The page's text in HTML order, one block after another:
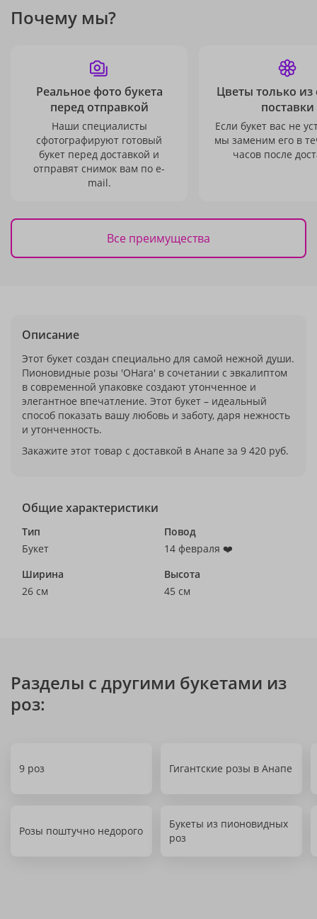
Почему мы?
Реальное фото букета
перед отправкой
Наши специалисты
сфотографируют готовый
букет перед доставкой и
отправят снимок вам по e-
mail.
Цветы только из
поставки
Если букет вас не
мы заменим его в
часов после
Все преимущества
Описание
Этот букет создан специально для самой нежной души.
Пионовидные розы 'OHara' в сочетании с эвкалиптом
в современной упаковке создают утонченное и
элегантное впечатление. Этот букет – идеальный
способ показать вашу любовь и заботу, даря нежность
и утонченность.
Закажите этот товар с доставкой в Анапе за 9 420 руб.
Общие характеристики
Тип
Букет
Повод
14 февраля ❤️
Ширина
26 см
Высота
45 см
Разделы с другими букетами из
роз:
9 роз Гигантские розы в Анапе
Розы поштучно недорого
Букеты из пионовидных
роз